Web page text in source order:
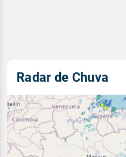
Radar de Chuva